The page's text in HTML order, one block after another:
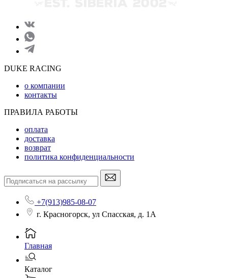
DUKE RACING
о компании
контакты
ПРАВИЛА РАБОТЫ
оплата
доставка
возврат
политика конфиденциальности
+7(913)985-08-07
г. Красногорск, ул Спасская, д. 1А
Главная
Каталог